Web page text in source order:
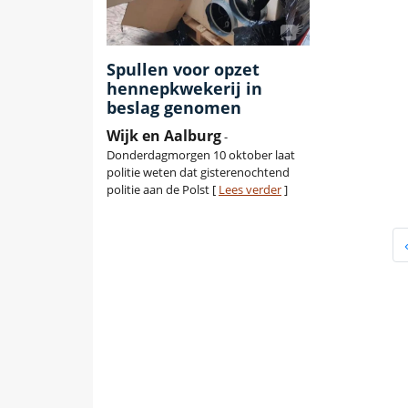
Spullen voor opzet
hennepkwekerij in
beslag genomen
Wijk en Aalburg-
Donderdagmorgen 10 oktober laat
politie weten dat gisterenochtend
politie aan de Polst [ Lees verder]